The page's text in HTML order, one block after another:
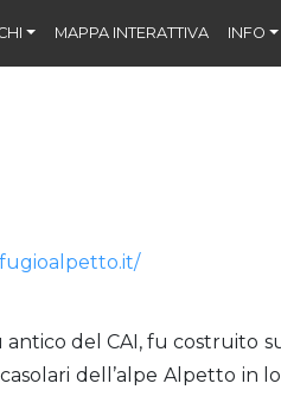
MAPPA INTERATTIVA INFO
del CAI, fu costruito
casolari dell’alpe Alpetto